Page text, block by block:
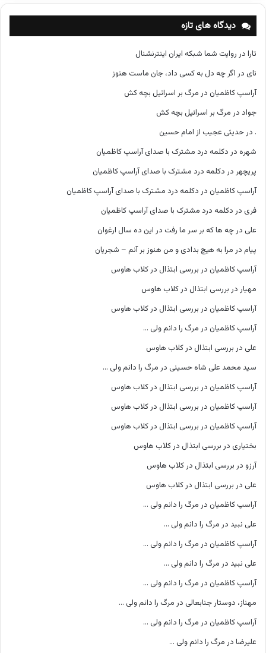
ه‌
ه
دیدگاه های تازه
تارا در روایت شما شبکه ایران اینترنشنال
نای در اگر چه دل به کسی داد، جان ماست هنوز
آراسپ کاظمیان در مرگ بر اسرائیل بچه کش
جواد در مرگ بر اسرائیل بچه کش
. در حدیثی عجیب از امام حسین
شهره در دکلمه درد مشترک با صدای آراسپ کاظمیان
پریچهر در دکلمه درد مشترک با صدای آراسپ کاظمیان
آراسپ کاظمیان در دکلمه درد مشترک با صدای آراسپ کاظمیان
فری در دکلمه درد مشترک با صدای آراسپ کاظمیان
علی در چه ها که بر سر ما رفت در این ده سال ارغوان
پیام در مرا به هیچ بدادی و من هنوز بر آنم – شجریان
آراسپ کاظمیان در بررسی ابتذال در کلاب هاوس
مهیار در بررسی ابتذال در کلاب هاوس
آراسپ کاظمیان در بررسی ابتذال در کلاب هاوس
آراسپ کاظمیان در مرگ را دانم ولی …
علی در بررسی ابتذال در کلاب هاوس
سید محمد علی شاه حسینی در مرگ را دانم ولی …
آراسپ کاظمیان در بررسی ابتذال در کلاب هاوس
آراسپ کاظمیان در بررسی ابتذال در کلاب هاوس
آراسپ کاظمیان در بررسی ابتذال در کلاب هاوس
بختیاری در بررسی ابتذال در کلاب هاوس
آرزو در بررسی ابتذال در کلاب هاوس
علی در بررسی ابتذال در کلاب هاوس
آراسپ کاظمیان در مرگ را دانم ولی …
علی نبید در مرگ را دانم ولی …
آراسپ کاظمیان در مرگ را دانم ولی …
علی نبید در مرگ را دانم ولی …
آراسپ کاظمیان در مرگ را دانم ولی …
مهناز، دوستار جنابعالی در مرگ را دانم ولی …
آراسپ کاظمیان در مرگ را دانم ولی …
علیرضا در مرگ را دانم ولی …